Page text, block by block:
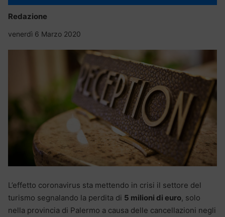
Redazione
venerdì 6 Marzo 2020
L’effetto coronavirus sta mettendo in crisi il settore del
turismo segnalando la perdita di 5 milioni di euro, solo
nella provincia di Palermo a causa delle cancellazioni negli